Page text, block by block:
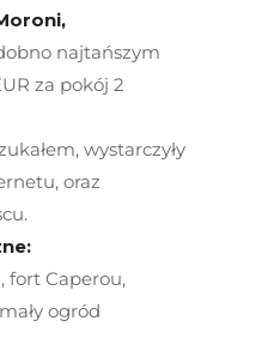
najtańszym
za pokój 2
wystarczyły
oraz
fort Caperou,
ogród